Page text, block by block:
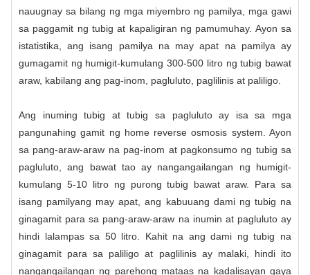
nauugnay sa bilang ng mga miyembro ng pamilya, mga gawi
sa paggamit ng tubig at kapaligiran ng pamumuhay. Ayon sa
istatistika, ang isang pamilya na may apat na pamilya ay
gumagamit ng humigit-kumulang 300-500 litro ng tubig bawat
araw, kabilang ang pag-inom, pagluluto, paglilinis at paliligo.
Ang inuming tubig at tubig sa pagluluto ay isa sa mga
pangunahing gamit ng home reverse osmosis system. Ayon
sa pang-araw-araw na pag-inom at pagkonsumo ng tubig sa
pagluluto, ang bawat tao ay nangangailangan ng humigit-
kumulang 5-10 litro ng purong tubig bawat araw. Para sa
isang pamilyang may apat, ang kabuuang dami ng tubig na
ginagamit para sa pang-araw-araw na inumin at pagluluto ay
hindi lalampas sa 50 litro. Kahit na ang dami ng tubig na
ginagamit para sa paliligo at paglilinis ay malaki, hindi ito
nangangailangan ng parehong mataas na kadalisayan gaya